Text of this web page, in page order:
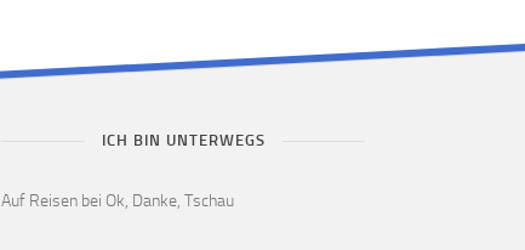
ICH BIN UNTERWEGS
Auf Reisen bei Ok, Danke, Tschau